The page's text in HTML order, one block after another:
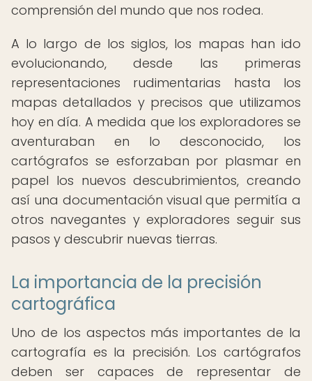
comprensión del mundo que nos rodea.
A lo largo de los siglos, los mapas han ido
evolucionando, desde las primeras
representaciones rudimentarias hasta los
mapas detallados y precisos que utilizamos
hoy en día. A medida que los exploradores se
aventuraban en lo desconocido, los
cartógrafos se esforzaban por plasmar en
papel los nuevos descubrimientos, creando
así una documentación visual que permitía a
otros navegantes y exploradores seguir sus
pasos y descubrir nuevas tierras.
La importancia de la precisión
cartográfica
Uno de los aspectos más importantes de la
cartografía es la precisión. Los cartógrafos
deben ser capaces de representar de